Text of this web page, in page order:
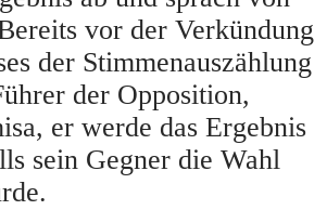
vor der Verkündung
der Stimmenauszählung
der Opposition,
er werde das Ergebnis
sein Gegner die Wahl